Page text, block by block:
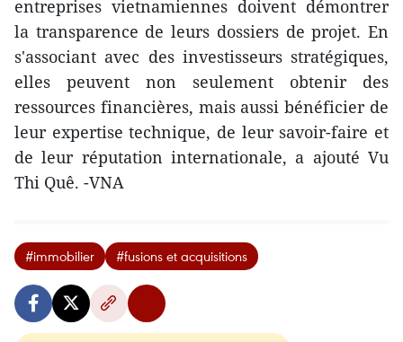
entreprises vietnamiennes doivent démontrer
la transparence de leurs dossiers de projet. En
s'associant avec des investisseurs stratégiques,
elles peuvent non seulement obtenir des
ressources financières, mais aussi bénéficier de
leur expertise technique, de leur savoir-faire et
de leur réputation internationale, a ajouté Vu
Thi Quê. -VNA
#immobilier #fusions et acquisitions